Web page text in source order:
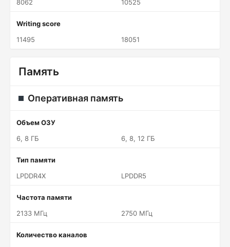
8062
10525
Writing score
11495
18051
Память
Оперативная память
Объем ОЗУ
6, 8 ГБ
6, 8, 12 ГБ
Тип памяти
LPDDR4X
LPDDR5
Частота памяти
2133 МГц
2750 МГц
Количество каналов